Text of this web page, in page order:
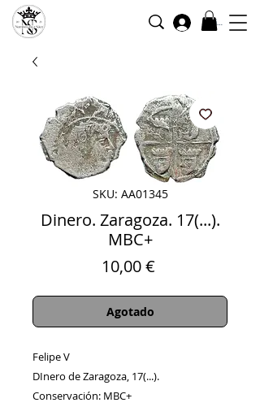
Iniciar sesión
SKU: AA01345
Dinero. Zaragoza. 17(...).
MBC+
10,00 €Precio
Agotado
Felipe V
DInero de Zaragoza, 17(...).
Conservación: MBC+